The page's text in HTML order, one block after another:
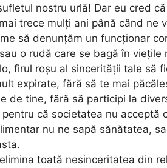
nostru urlă! Dar eu cred
trece mulți ani până când ne
să denunțăm un funcționar
o rudă care se bagă în
firul roșu al sincerității tale să
expirate, fără să te mai
de tine, fără să participi la
că societatea nu acceptă
nu ne sapă sănătatea,
toată nesinceritatea din